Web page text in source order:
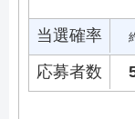
当選確率
応募者数